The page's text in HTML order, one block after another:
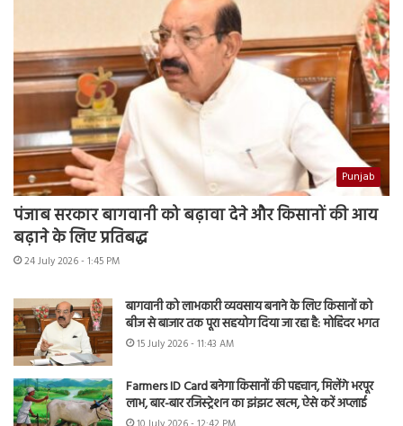
Punjab
पंजाब सरकार बागवानी को बढ़ावा देने और किसानों की आय
बढ़ाने के लिए प्रतिबद्ध
24 July 2026 - 1:45 PM
बागवानी को लाभकारी व्यवसाय बनाने के लिए किसानों को
बीज से बाजार तक पूरा सहयोग दिया जा रहा है: मोहिंदर भगत
15 July 2026 - 11:43 AM
Farmers ID Card बनेगा किसानों की पहचान, मिलेंगे भरपूर
लाभ, बार-बार रजिस्ट्रेशन का झंझट खत्म, ऐसे करें अप्लाई